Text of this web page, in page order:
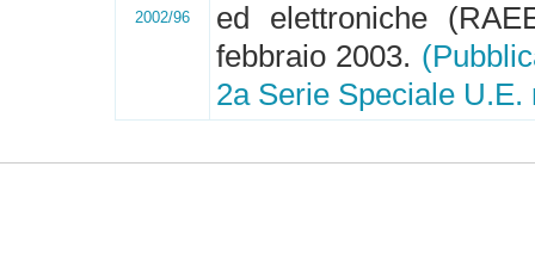
2002/96
ed elettroniche
febbraio 2003.
2a Serie Speciale